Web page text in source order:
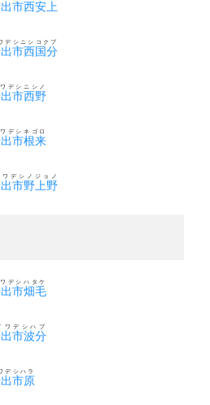
市西安上
市西国分
デシニシコクブ
市西野
デシニシノ
市根来
デシネゴロ
市野上野
デシノジョノ
市畑毛
デシハタケ
市波分
ワデシハブ
市原
デシハラ